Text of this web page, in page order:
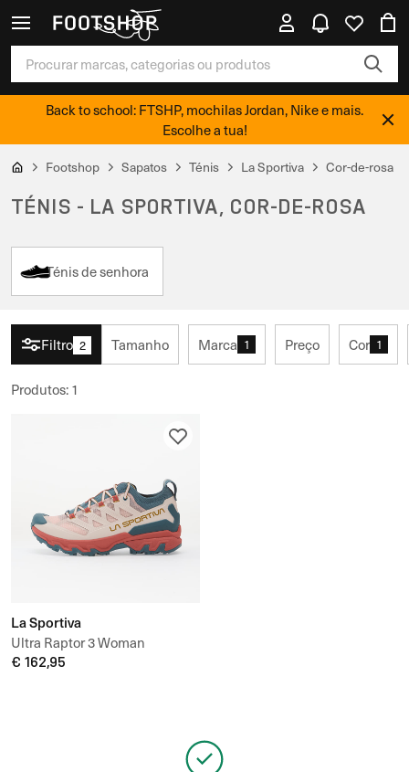
Back to school: FTSHP, mochilas Jordan, Nike e mais.
Escolhe a tua!
Footshop Sapatos Ténis La Sportiva Cor-de-rosa
TÉNIS - LA SPORTIVA, COR-DE-ROSA
Ténis de senhora
Filtro 2 Tamanho Marca 1 Preço Cor 1
Produtos: 1
La Sportiva
Ultra Raptor 3 Woman
€ 162,95